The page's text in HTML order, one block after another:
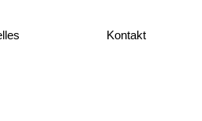
Kontakt